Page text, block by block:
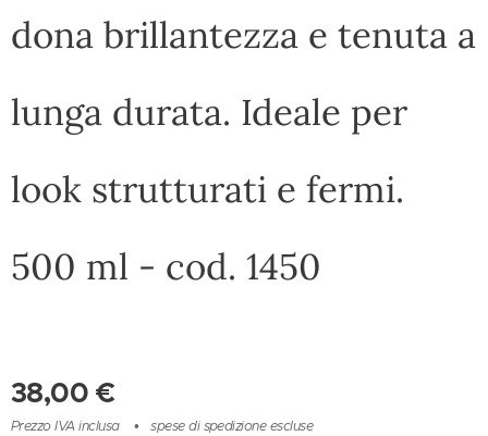
dona brillantezza e tenuta a
lunga durata. Ideale per
look strutturati e fermi.
500 ml - cod. 1450
38,00 €
Prezzo IVA inclusa
spese di spedizione escluse